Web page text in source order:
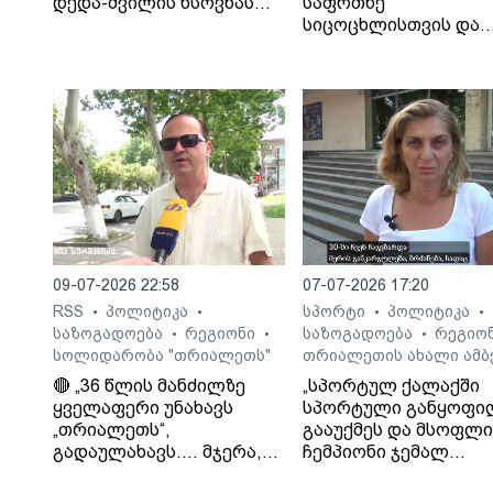
სიცოცხლისთვის და
09-07-2026 22:58
RSS
• პოლიტიკა •
საზოგადოება • რეგიონი •
სოლიდარობა "თრიალეთს"
🔴 „36 წლის მანძილზე
ყველაფერი უნახავს
„თრიალეთს“,
გადაულახავს.... მჯერა,
07-07-2026 17:20
სპორტი
• პოლიტიკა •
საზოგადოება •
თრიალეთის ახალი
„სპორტულ ქალაქში
სპორტული
გააუქმეს და
ჩემპიონი ჯემალ